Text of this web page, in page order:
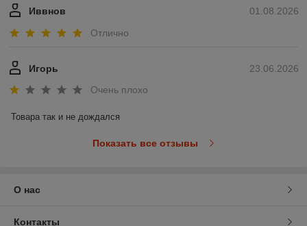
01.08.2026
Иввнов
Отлично
23.06.2026
Игорь
Очень плохо
Товара так и не дождался
Показать все отзывы
О нас
Контакты